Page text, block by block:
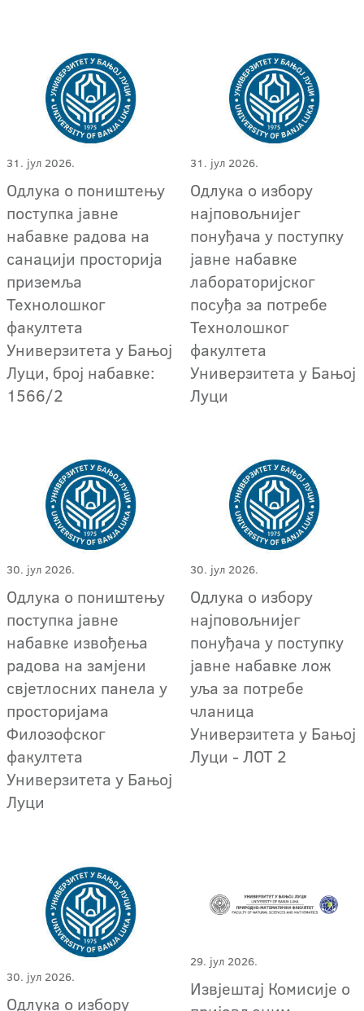
31. јул 2026.
Одлука о поништењу
поступка јавне
набавке радова на
санацији просторија
приземља
Технолошког
факултета
Универзитета у Бањој
Луци, број набавке:
1566/2
31. јул 2026.
Одлука о избору
најповољнијег
понуђача у поступку
јавне набавке
лабораторијског
посуђа за потребе
Технолошког
факултета
Универзитета у Бањој
Луци
30. јул 2026.
Одлука о поништењу
поступкa јавне
набавке извођења
радова на замјени
свјетлосних панела у
просторијама
Филозофског
факултета
Универзитета у Бањој
Луци
30. јул 2026.
Одлука о избору
најповољнијег
понуђача у поступку
јавне набавке лож
уља за потребе
чланица
Универзитета у Бањој
Луци - ЛОТ 2
30. јул 2026.
Одлука о избору
29. јул 2026.
Извјештај Комисије о